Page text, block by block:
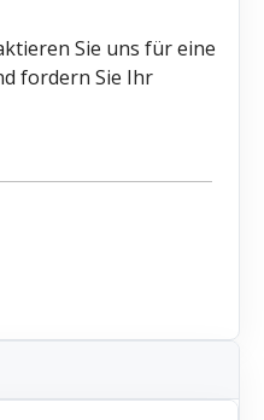
Sie uns für eine
fordern Sie Ihr